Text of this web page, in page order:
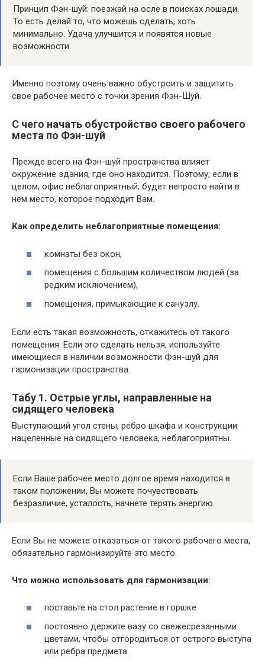
Принцип Фэн-шуй: поезжай на осле в поисках лошади.
То есть делай то, что можешь сделать, хоть
минимально. Удача улучшится и появятся новые
возможности.
Именно поэтому очень важно обустроить и защитить
свое рабочее место с точки зрения Фэн-Шуй.
С чего начать обустройство своего рабочего
места по Фэн-шуй
Прежде всего на Фэн-шуй пространства влияет
окружение здания, где оно находится. Поэтому, если в
целом, офис неблагоприятный, будет непросто найти в
нем место, которое подходит Вам.
Как определить неблагоприятные помещения:
комнаты без окон,
помещения с большим количеством людей (за
редким исключением),
помещения, примыкающие к санузлу.
Если есть такая возможность, откажитесь от такого
помещения. Если это сделать нельзя, используйте
имеющиеся в наличии возможности Фэн-шуй для
гармонизации пространства.
Табу 1. Острые углы, направленные на
сидящего человека
Выступающий угол стены, ребро шкафа и конструкции
нацеленные на сидящего человека, неблагоприятны.
Если Ваше рабочее место долгое время находится в
таком положении, Вы можете почувствовать
безразличие, усталость, начнете терять энергию.
Если Вы не можете отказаться от такого рабочего места,
обязательно гармонизируйте это место.
Что можно использовать для гармонизации:
поставьте на стол растение в горшке
постоянно держите вазу со свежесрезанными
цветами, чтобы отгородиться от острого выступа
или ребра предмета.